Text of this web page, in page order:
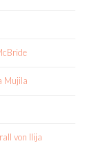
Mujila
von Ilija